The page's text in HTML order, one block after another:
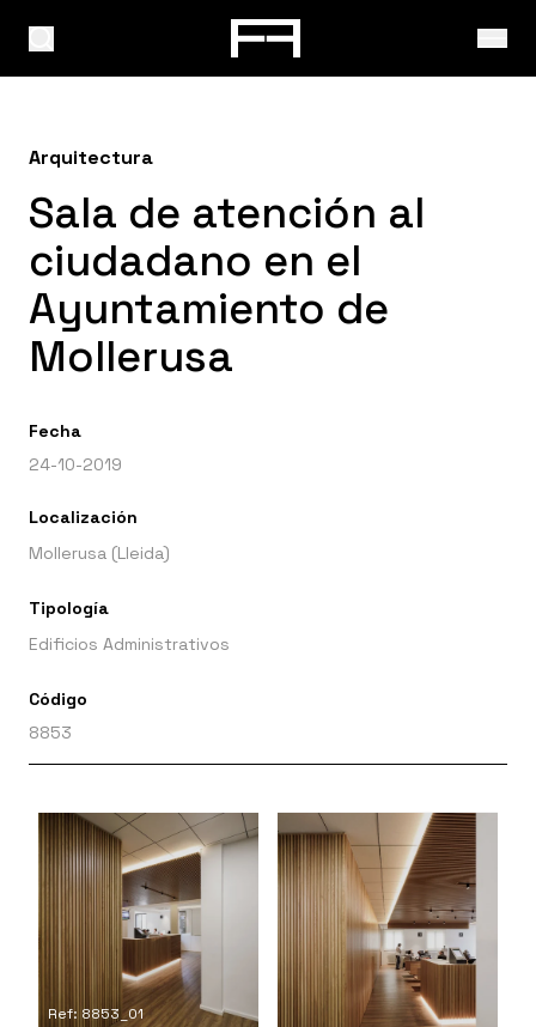
Arquitectura
Sala de atención al
ciudadano en el
Ayuntamiento de
Mollerusa
Fecha
24-10-2019
Localización
Mollerusa (Lleida)
Tipología
Edificios Administrativos
Código
8853
Ref: 8853_01